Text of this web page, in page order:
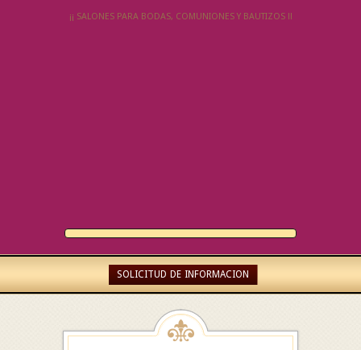
¡¡ SALONES PARA BODAS, COMUNIONES Y BAUTIZOS !!
SOLICITUD DE INFORMACION